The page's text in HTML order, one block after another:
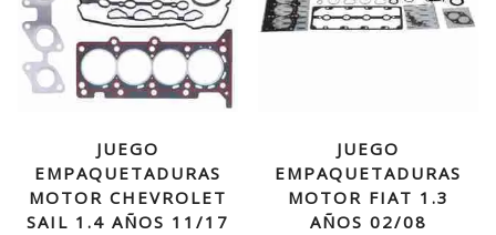
JUEGO
EMPAQUETADURAS
MOTOR CHEVROLET
SAIL 1.4 AÑOS 11/17
JUEGO
EMPAQUETADURAS
MOTOR FIAT 1.3
AÑOS 02/08